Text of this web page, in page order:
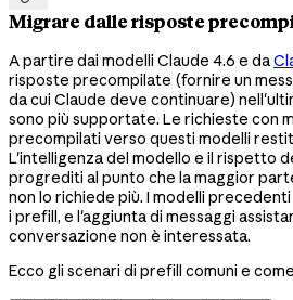
Migrare dalle risposte
A partire dai modelli Claude 4.6 e da
risposte precompilate (fornire un
da cui Claude deve continuare)
sono più supportate. Le richieste con
precompilati verso questi modelli
L'intelligenza del modello e il rispetto
progrediti al punto che la maggior
non lo richiede più. I modelli
i prefill, e l'aggiunta di messaggi
conversazione non è interessata.
Ecco gli scenari di prefill comuni e